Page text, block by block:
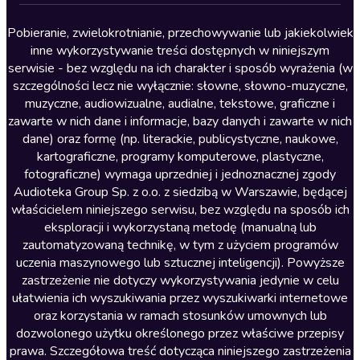
Lektury szkolne
Literatura anglojęzyczna
Literatura faktu
Literatura obyczajowa
Literatura piękna obca
Literatura piękna polska
Nagrania relaksacyjne
Nauka języków
Nauki humanistyczne
Podcasty i audycje
Polityka
Prasa
Religia
Pobieranie, zwielokrotnianie, przechowywanie lub jakiekolwiek
inne wykorzystywanie treści dostępnych w niniejszym
serwisie - bez względu na ich charakter i sposób wyrażenia (w
szczególności lecz nie wyłącznie: słowne, słowno-muzyczne,
muzyczne, audiowizualne, audialne, tekstowe, graficzne i
zawarte w nich dane i informacje, bazy danych i zawarte w nich
dane) oraz formę (np. literackie, publicystyczne, naukowe,
kartograficzne, programy komputerowe, plastyczne,
fotograficzne) wymaga uprzedniej i jednoznacznej zgody
Audioteka Group Sp. z o.o. z siedzibą w Warszawie, będącej
właścicielem niniejszego serwisu, bez względu na sposób ich
eksploracji i wykorzystaną metodę (manualną lub
zautomatyzowaną technikę, w tym z użyciem programów
uczenia maszynowego lub sztucznej inteligencji). Powyższe
zastrzeżenie nie dotyczy wykorzystywania jedynie w celu
ułatwienia ich wyszukiwania przez wyszukiwarki internetowe
oraz korzystania w ramach stosunków umownych lub
dozwolonego użytku określonego przez właściwe przepisy
prawa. Szczegółowa treść dotycząca niniejszego zastrzeżenia